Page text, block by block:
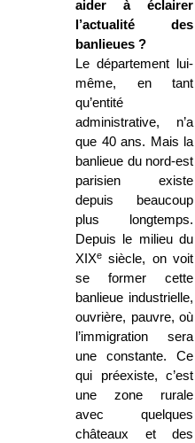
aider à éclairer
l’actualité des
banlieues ?
Le département lui-
même, en tant
qu’entité
administrative, n’a
que 40 ans. Mais la
banlieue du nord-est
parisien existe
depuis beaucoup
plus longtemps.
Depuis le milieu du
XIXe siècle, on voit
se former cette
banlieue industrielle,
ouvrière, pauvre, où
l’immigration sera
une constante. Ce
qui préexiste, c’est
une zone rurale
avec quelques
châteaux et des